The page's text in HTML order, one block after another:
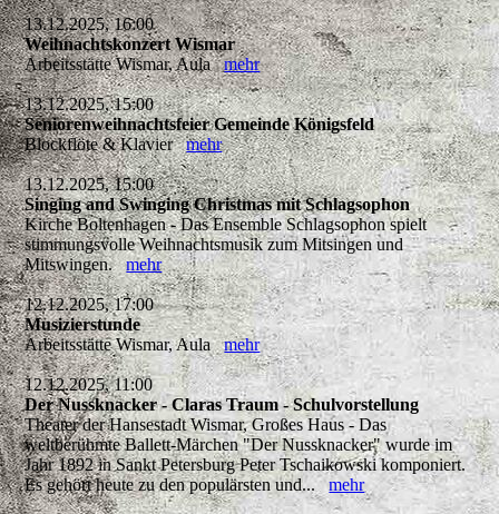
13.12.2025, 16:00
Weihnachtskonzert Wismar
Arbeitsstätte Wismar, Aulamehr
13.12.2025, 15:00
Seniorenweihnachtsfeier Gemeinde Königsfeld
Blockflöte & Klaviermehr
13.12.2025, 15:00
Singing and Swinging Christmas mit Schlagsophon
Kirche Boltenhagen - Das Ensemble Schlagsophon spielt
stimmungsvolle Weihnachtsmusik zum Mitsingen und
Mitswingen.mehr
12.12.2025, 17:00
Musizierstunde
Arbeitsstätte Wismar, Aulamehr
12.12.2025, 11:00
Der Nussknacker - Claras Traum - Schulvorstellung
Theater der Hansestadt Wismar, Großes Haus - Das
weltberühmte Ballett-Märchen "Der Nussknacker" wurde im
Jahr 1892 in Sankt Petersburg Peter Tschaikowski komponiert.
Es gehört heute zu den populärsten und...mehr